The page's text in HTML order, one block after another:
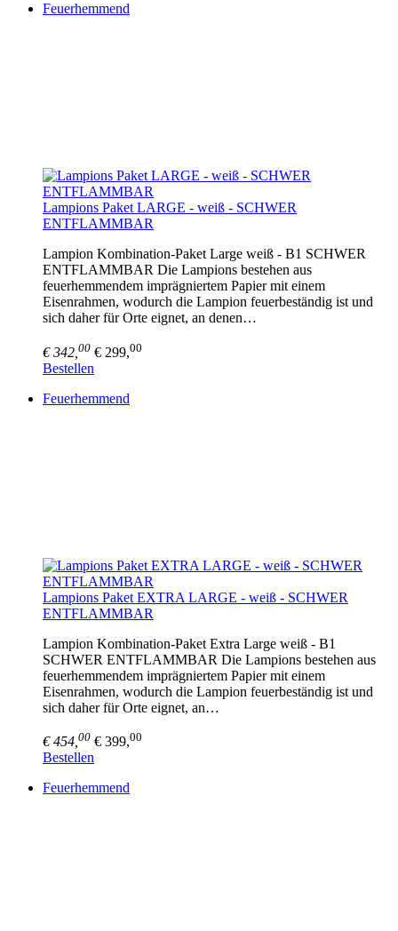
Feuerhemmend
Lampions Paket LARGE - weiß - SCHWER
ENTFLAMMBAR
Lampion Kombination-Paket Large weiß - B1 SCHWER
ENTFLAMMBAR Die Lampions bestehen aus
feuerhemmendem imprägniertem Papier mit einem
Eisenrahmen, wodurch die Lampion feuerbeständig ist und
sich daher für Orte eignet, an denen…
€ 342, 00 € 299,00
Bestellen
Feuerhemmend
Lampions Paket EXTRA LARGE - weiß - SCHWER
ENTFLAMMBAR
Lampion Kombination-Paket Extra Large weiß - B1
SCHWER ENTFLAMMBAR Die Lampions bestehen aus
feuerhemmendem imprägniertem Papier mit einem
Eisenrahmen, wodurch die Lampion feuerbeständig ist und
sich daher für Orte eignet, an…
€ 454, 00 € 399,00
Bestellen
Feuerhemmend